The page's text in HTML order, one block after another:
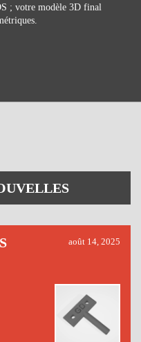
; votre modèle 3D final
août 14, 2025